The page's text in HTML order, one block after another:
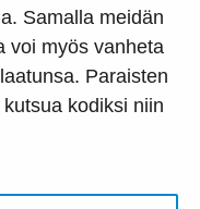
Samalla meidän
voi myös vanheta
Paraisten
kodiksi niin